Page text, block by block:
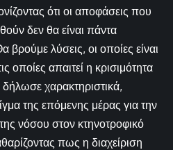
ότι οι αποφάσεις που
δεν θα είναι πάντα
βρούμε λύσεις, οι οποίες είναι
οποίες απαιτεί η κρισιμότητα
χαρακτηριστικά,
της επόμενης μέρας για την
νόσου στον κτηνοτροφικό
πως η διαχείριση